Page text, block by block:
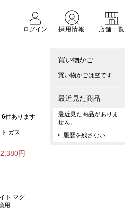
ログイン
採用情報 店舗一覧
6件あります
ガス
2,380円
ト マグ
用
買い物かご
買い物かごは空です...
最近見た商品
最近見た商品がありま
せん。
履歴を残さない